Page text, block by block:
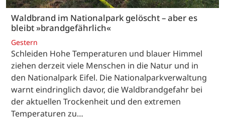
Waldbrand im Nationalpark gelöscht – aber es
bleibt »brandgefährlich«
Gestern
Schleiden Hohe Temperaturen und blauer Himmel
ziehen derzeit viele Menschen in die Natur und in
den Nationalpark Eifel. Die Nationalparkverwaltung
warnt eindringlich davor, die Waldbrandgefahr bei
der aktuellen Trockenheit und den extremen
Temperaturen zu…